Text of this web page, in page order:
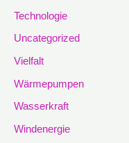
Technologie
Uncategorized
Vielfalt
Wärmepumpen
Wasserkraft
Windenergie